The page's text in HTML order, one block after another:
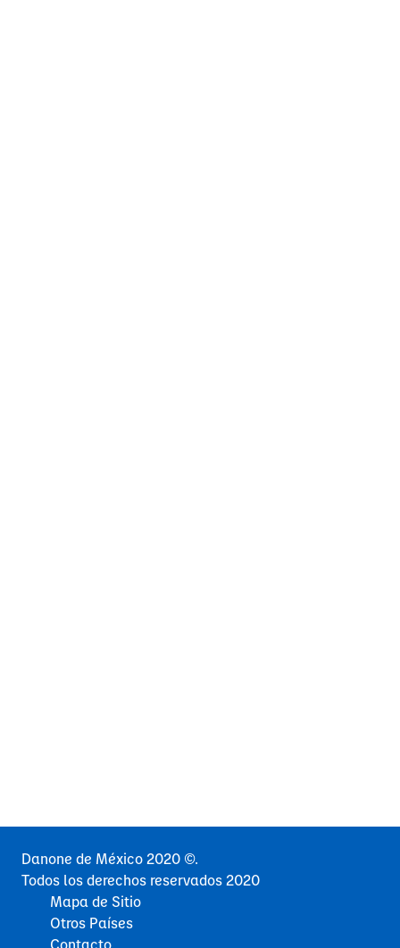
Danone de México 2020 ©.
Todos los derechos reservados 2020
Mapa de Sitio
Otros Países
Contacto